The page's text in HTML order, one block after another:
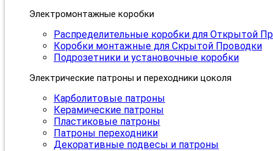
Электромонтажные коробки
Распределительные коробки для Открытой
Коробки монтажные для Скрытой Проводки
Подрозетники и установочные коробки
Электрические патроны и переходники цоколя
Карболитовые патроны
Керамические патроны
Пластиковые патроны
Патроны переходники
Декоративные подвесы и патроны